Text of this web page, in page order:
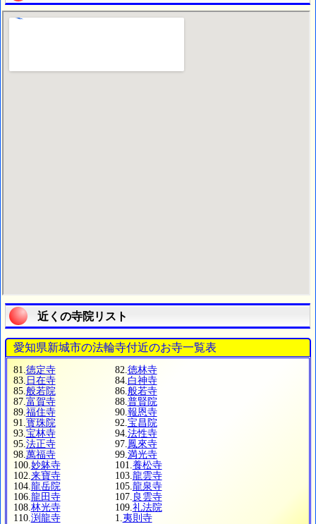
近くの寺院リスト
愛知県新城市の法輪寺付近のお寺一覧表
81. 徳定寺 82. 徳林寺
83. 日在寺 84. 白神寺
85. 般若院 86. 般若寺
87. 富賀寺 88. 普賢院
89. 福住寺 90. 報恩寺
91. 寳珠院 92. 宝昌院
93. 宝林寺 94. 法性寺
95. 法正寺 97. 鳳來寺
98. 萬福寺 99. 満光寺
100. 妙躰寺 101. 養松寺
102. 来寶寺 103. 龍雲寺
104. 龍岳院 105. 龍泉寺
106. 龍田寺 107. 良雲寺
108. 林光寺 109. 礼法院
110. 渕龍寺 1. 夷則寺